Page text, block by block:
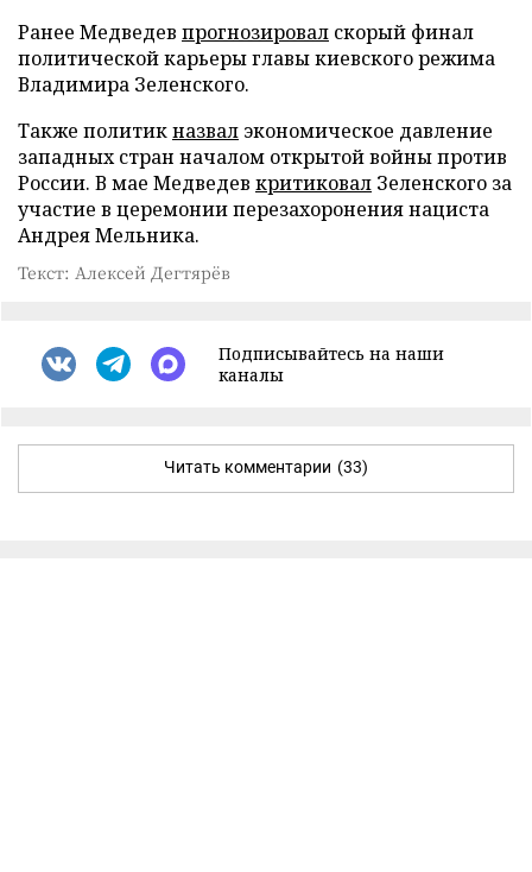
Ранее Медведев прогнозировал скорый финал
политической карьеры главы киевского режима
Владимира Зеленского.
Также политикназвал экономическое давление
западных стран началом открытой войны против
России. В мае Медведев критиковал Зеленского за
участие в церемонии перезахоронения нациста
Андрея Мельника.
Текст: Алексей Дегтярёв
Подписывайтесь на наши
каналы
Читать комментарии (33)